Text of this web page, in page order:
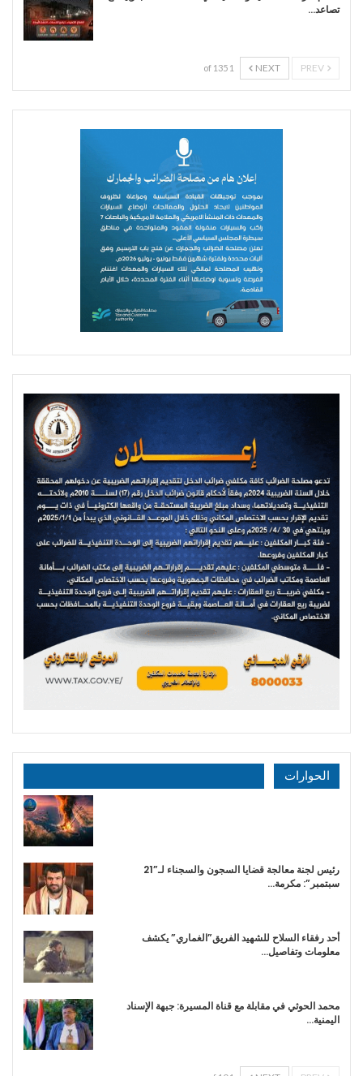
تصاعد…
NEXT
1 of 135
الحوارات
رئيس لجنة معالجة قضايا السجون والسجناء لـ”21
سبتمبر”: مكرمة…
أحد رفقاء السلاح للشهيد الفريق”الغماري” يكشف
معلومات وتفاصيل…
محمد الحوثي في مقابلة مع قناة المسيرة: جبهة الإسناد
اليمنية…